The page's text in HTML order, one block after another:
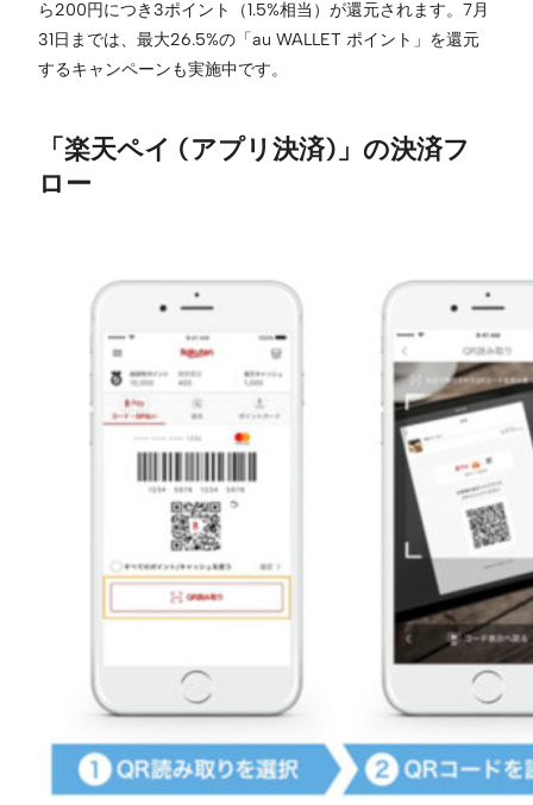
ら200円につき3ポイント（1.5%相当）が還元されます。7月
31日までは、最大26.5%の「au WALLET ポイント」を還元
するキャンペーンも実施中です。
「楽天ペイ (アプリ決済)」の決済フ
ロー